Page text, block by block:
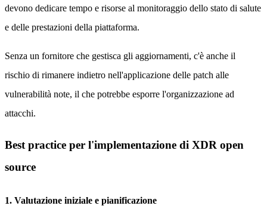
devono dedicare tempo e risorse al monitoraggio dello stato di salute
e delle prestazioni della piattaforma.
Senza un fornitore che gestisca gli aggiornamenti, c'è anche il
rischio di rimanere indietro nell'applicazione delle patch alle
vulnerabilità note, il che potrebbe esporre l'organizzazione ad
attacchi.
Best practice per l'implementazione di XDR open
source
1. Valutazione iniziale e pianificazione